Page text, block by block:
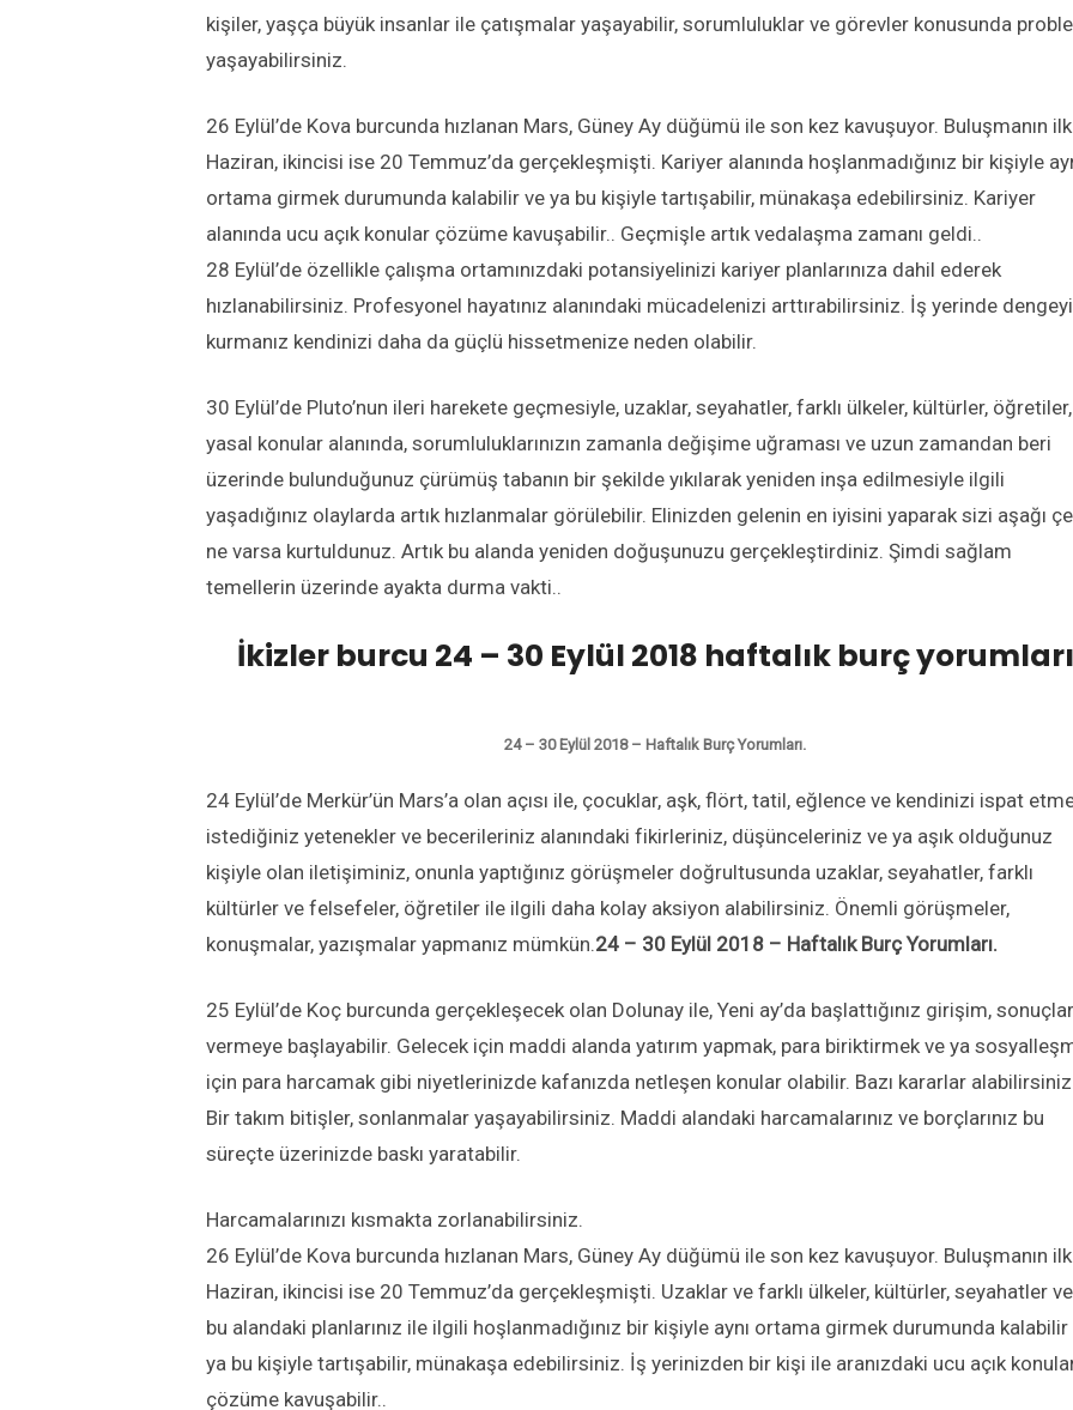
kişiler, yaşça büyük insanlar ile çatışmalar yaşayabilir, sorumluluklar ve görevler konusunda
yaşayabilirsiniz.
26 Eylül’de Kova burcunda hızlanan Mars, Güney Ay düğümü ile son kez kavuşuyor. Buluşmanın
Haziran, ikincisi ise 20 Temmuz’da gerçekleşmişti. Kariyer alanında hoşlanmadığınız bir kişiyle
ortama girmek durumunda kalabilir ve ya bu kişiyle tartışabilir, münakaşa edebilirsiniz. Kariyer
alanında ucu açık konular çözüme kavuşabilir.. Geçmişle artık vedalaşma zamanı geldi..
28 Eylül’de özellikle çalışma ortamınızdaki potansiyelinizi kariyer planlarınıza dahil ederek
hızlanabilirsiniz. Profesyonel hayatınız alanındaki mücadelenizi arttırabilirsiniz. İş yerinde dengeyi
kurmanız kendinizi daha da güçlü hissetmenize neden olabilir.
30 Eylül’de Pluto’nun ileri harekete geçmesiyle, uzaklar, seyahatler, farklı ülkeler, kültürler, öğretiler,
yasal konular alanında, sorumluluklarınızın zamanla değişime uğraması ve uzun zamandan beri
üzerinde bulunduğunuz çürümüş tabanın bir şekilde yıkılarak yeniden inşa edilmesiyle ilgili
yaşadığınız olaylarda artık hızlanmalar görülebilir. Elinizden gelenin en iyisini yaparak sizi aşağı
ne varsa kurtuldunuz. Artık bu alanda yeniden doğuşunuzu gerçekleştirdiniz. Şimdi sağlam
temellerin üzerinde ayakta durma vakti..
İkizler burcu 24 – 30 Eylül 2018 haftalık burç yorumları
24 – 30 Eylül 2018 – Haftalık Burç Yorumları.
24 Eylül’de Merkür’ün Mars’a olan açısı ile, çocuklar, aşk, flört, tatil, eğlence ve kendinizi ispat
istediğiniz yetenekler ve becerileriniz alanındaki fikirleriniz, düşünceleriniz ve ya aşık olduğunuz
kişiyle olan iletişiminiz, onunla yaptığınız görüşmeler doğrultusunda uzaklar, seyahatler, farklı
kültürler ve felsefeler, öğretiler ile ilgili daha kolay aksiyon alabilirsiniz. Önemli görüşmeler,
konuşmalar, yazışmalar yapmanız mümkün.24 – 30 Eylül 2018 – Haftalık Burç Yorumları.
25 Eylül’de Koç burcunda gerçekleşecek olan Dolunay ile, Yeni ay’da başlattığınız girişim,
vermeye başlayabilir. Gelecek için maddi alanda yatırım yapmak, para biriktirmek ve ya
için para harcamak gibi niyetlerinizde kafanızda netleşen konular olabilir. Bazı kararlar
Bir takım bitişler, sonlanmalar yaşayabilirsiniz. Maddi alandaki harcamalarınız ve borçlarınız bu
süreçte üzerinizde baskı yaratabilir.
Harcamalarınızı kısmakta zorlanabilirsiniz.
26 Eylül’de Kova burcunda hızlanan Mars, Güney Ay düğümü ile son kez kavuşuyor. Buluşmanın
Haziran, ikincisi ise 20 Temmuz’da gerçekleşmişti. Uzaklar ve farklı ülkeler, kültürler, seyahatler
bu alandaki planlarınız ile ilgili hoşlanmadığınız bir kişiyle aynı ortama girmek durumunda kalabilir
ya bu kişiyle tartışabilir, münakaşa edebilirsiniz. İş yerinizden bir kişi ile aranızdaki ucu açık
çözüme kavuşabilir..